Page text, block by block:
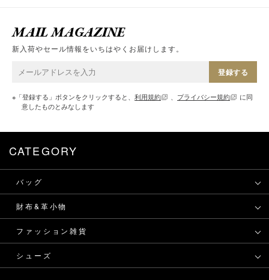
MAIL MAGAZINE
新入荷やセール情報をいちはやくお届けします。
登録する
※「登録する」ボタンをクリックすると、 利用規約 、 プライバシー規約
に同
意したものとみなします
CATEGORY
バッグ
財布&革小物
ファッション雑貨
シューズ